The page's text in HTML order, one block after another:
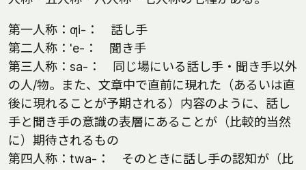
第一人称：ƣi-： 話し手
第二人称：'e-： 聞き手
第三人称：sa-： 同じ場にいる話し手・聞き手以外
の人/物。また、文章中で直前に現れた（あるいは直
後に現れることが予期される）内容のように、話し
手と聞き手の意識の表層にあることが（比較的当然
に）期待されるもの
第四人称：twa-： そのときに話し手の認知が（比